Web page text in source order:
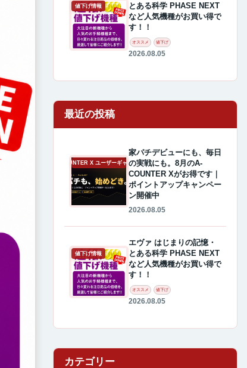
値下げ情報
とある科学 PHASE NEXT
など人気機種がお買い得で
す！！
オススメ 値下げ
2026.08.05
最近の投稿
A-COUNTER X ユーザーギャラリー
家パチデビューにも、毎日
の実戦にも。8月のA-
COUNTER Xがお得です｜
ポイントアップキャンペー
ン開催中
2026.08.05
値下げ情報
エヴァ はじまりの記憶・
とある科学 PHASE NEXT
など人気機種がお買い得で
す！！
オススメ 値下げ
2026.08.05
カテゴリー